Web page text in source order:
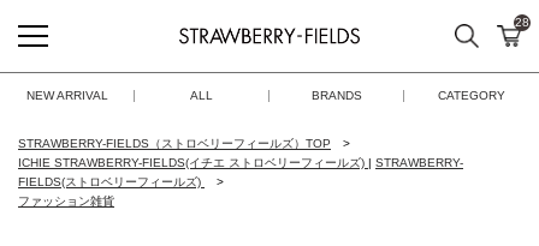
STRAWBERRY-FIELDS
検索 カ
28
NEW ARRIVAL ALL BRANDS CATEGORY
STRAWBERRY-FIELDS（ストロベリーフィールズ）TOP
ICHIE STRAWBERRY-FIELDS(イチエ ストロベリーフィールズ) | STRAWBERRY-
FIELDS(ストロベリーフィールズ)
ファッション雑貨